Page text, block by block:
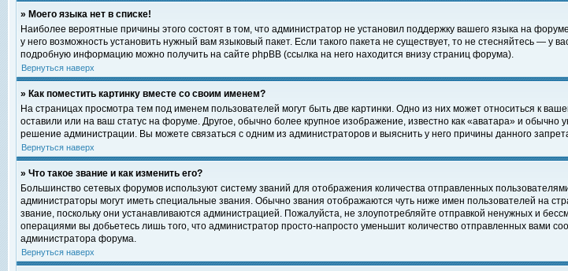
» Моего языка нет в списке!
Наиболее вероятные причины этого состоят в том, что администратор не установил поддержку вашего языка на
у него возможность установить нужный вам языковый пакет. Если такого пакета не существует, то не стесняйтесь —
подробную информацию можно получить на сайте phpBB (ссылка на него находится внизу страниц форума).
Вернуться наверх
» Как поместить картинку вместе со своим именем?
На страницах просмотра тем под именем пользователей могут быть две картинки. Одно из них может относиться к
оставили или на ваш статус на форуме. Другое, обычно более крупное изображение, известно как «аватара» и
решение администрации. Вы можете связаться с одним из администраторов и выяснить у него причины данного
Вернуться наверх
» Что такое звание и как изменить его?
Большинство сетевых форумов используют систему званий для отображения количества отправленных
администраторы могут иметь специальные звания. Обычно звания отображаются чуть ниже имен пользователей на
звание, поскольку они устанавливаются администрацией. Пожалуйста, не злоупотребляйте отправкой ненужных и
операциями вы добьетесь лишь того, что администратор просто-напросто уменьшит количество отправленных вами
администратора форума.
Вернуться наверх